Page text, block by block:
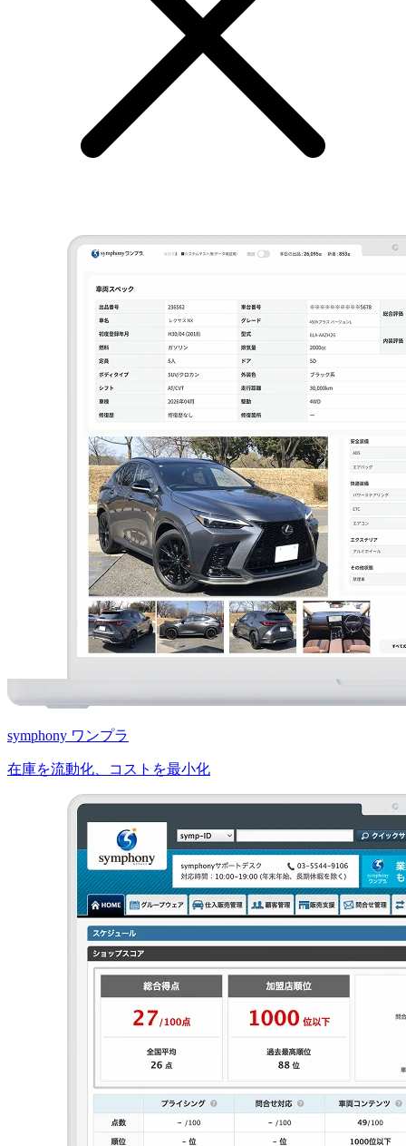
symphony ワンプラ
在庫を流動化、コストを最小化